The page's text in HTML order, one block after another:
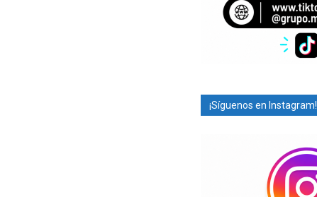
¡Síguenos en Instagram!